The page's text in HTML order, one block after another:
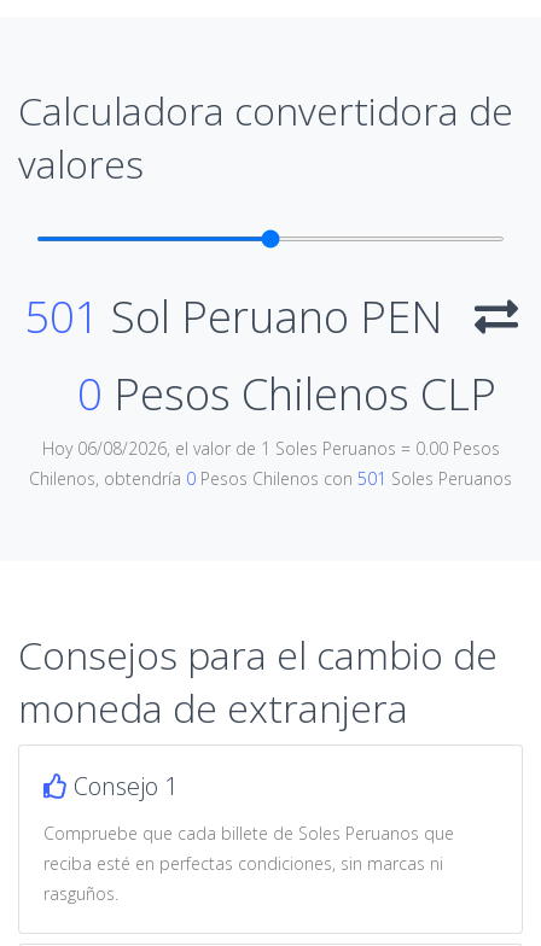
Calculadora convertidora de
valores
501 Sol Peruano PEN
0 Pesos Chilenos CLP
Hoy 06/08/2026, el valor de 1 Soles Peruanos = 0.00 Pesos
Chilenos, obtendría 0 Pesos Chilenos con 501 Soles Peruanos
Consejos para el cambio de
moneda de extranjera
Consejo 1
Compruebe que cada billete de Soles Peruanos que
reciba esté en perfectas condiciones, sin marcas ni
rasguños.